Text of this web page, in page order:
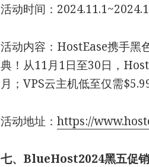
活动时间：
活动内容：HostEase携手黑
典！从11月1日至30日，
月；VPS云主机低至仅需
活动地址：https://
七、BlueHost2024黑五促